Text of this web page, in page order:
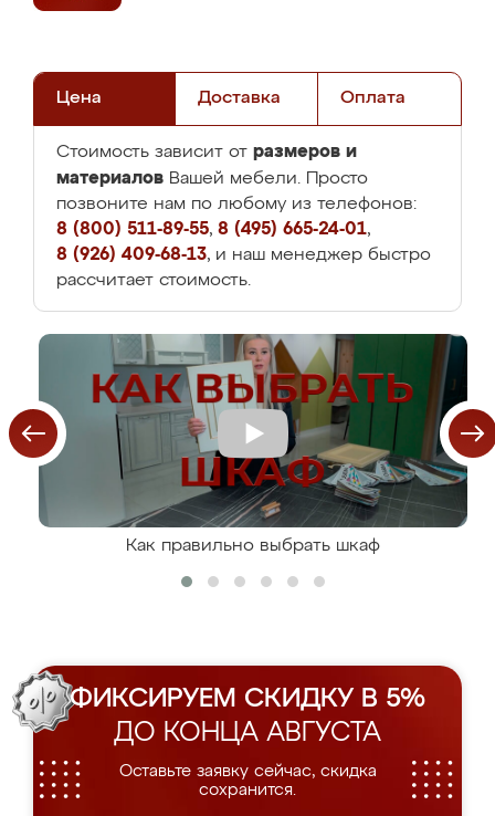
Цена Доставка Оплата
Стоимость зависит от размеров и
материалов Вашей мебели. Просто
позвоните нам по любому из телефонов:
8 (800) 511-89-55, 8 (495) 665-24-01,
8 (926) 409-68-13, и наш менеджер быстро
рассчитает стоимость.
Как правильно выбрать шкаф
ФИКСИРУЕМ СКИДКУ В 5%
ДО КОНЦА АВГУСТА
Оставьте заявку сейчас, скидка
сохранится.